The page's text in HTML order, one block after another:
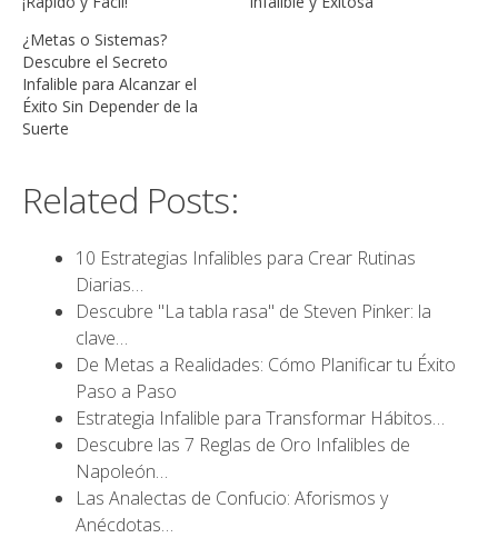
¿Metas o Sistemas?
Descubre el Secreto
Infalible para Alcanzar el
Éxito Sin Depender de la
Suerte
Related Posts:
10 Estrategias Infalibles para Crear Rutinas
Diarias…
Descubre "La tabla rasa" de Steven Pinker: la
clave…
De Metas a Realidades: Cómo Planificar tu Éxito
Paso a Paso
Estrategia Infalible para Transformar Hábitos…
Descubre las 7 Reglas de Oro Infalibles de
Napoleón…
Las Analectas de Confucio: Aforismos y
Anécdotas…